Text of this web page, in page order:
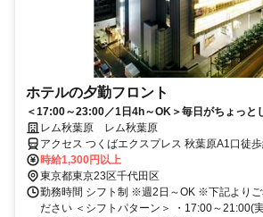
ホテルの夕勤フロント
＜17:00～23:00／1日4h～OK＞毎日がちょっと
ストと出会えるホテルフロント♪阪急阪神グループ
レム秋葉原 レム秋葉原
アクセス つくばエクスプレス 秋葉原A1口徒
停 秋葉原A1口徒歩約1分、ＪＲ山手線 秋葉原
時給1,300円以上
東京都東京23区千代田区
勤務時間 シフト制 ※週2日～OK ※下記よりご
ださい ＜シフトパターン＞ ・17:00～21:00(